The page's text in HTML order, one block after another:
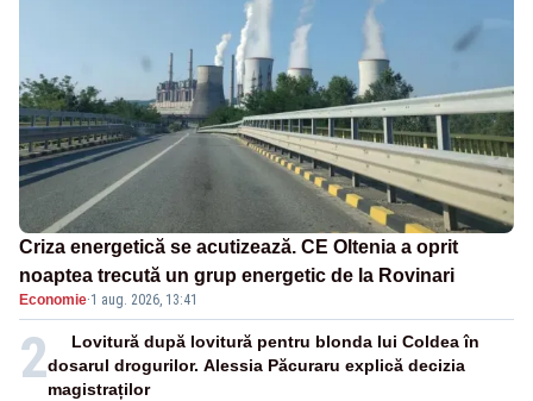
Criza energetică se acutizează. CE Oltenia a oprit
noaptea trecută un grup energetic de la Rovinari
Economie·1 aug. 2026, 13:41
2
Lovitură după lovitură pentru blonda lui Coldea în
dosarul drogurilor. Alessia Păcuraru explică decizia
magistraților